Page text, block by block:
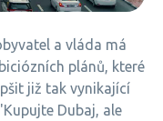
a vláda má
plánů, které
již tak vynikající
Dubaj, ale